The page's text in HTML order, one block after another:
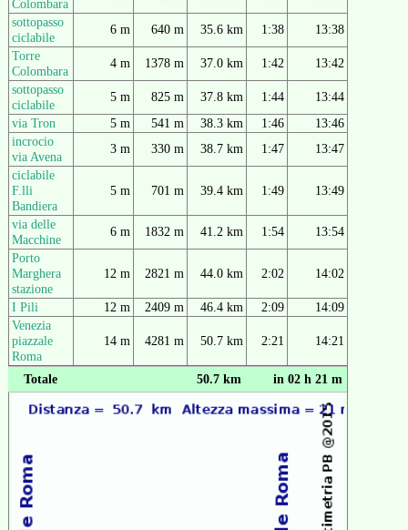
Colombara
sottopasso
ciclabile
6 m 640 m 35.6 km 1:38
13:38
Torre
Colombara
4 m 1378 m 37.0 km 1:42
13:42
sottopasso
ciclabile
5 m 825 m 37.8 km 1:44
13:44
via Tron
5 m 541 m 38.3 km 1:46
13:46
incrocio
via Avena
3 m 330 m 38.7 km 1:47
13:47
ciclabile
F.lli
Bandiera
5 m 701 m 39.4 km 1:49 13:49
via delle
Macchine
6 m 1832 m 41.2 km 1:54
13:54
Porto
Marghera
stazione
12 m 2821 m 44.0 km 2:02 14:02
I Pili 12 m 2409 m 46.4 km 2:09
14:09
Venezia
piazzale
Roma
14 m 4281 m 50.7 km 2:21 14:21
Totale 50.7 km in 02 h 21 m